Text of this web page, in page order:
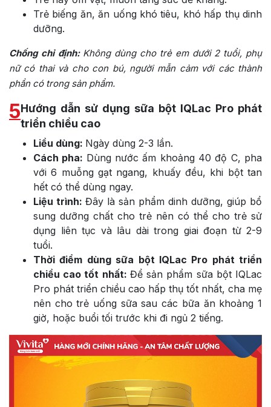
Trẻ biếng ăn, ăn uống khó tiêu, khó hấp thụ dinh
dưỡng.
Chống chỉ định:Không dùng cho trẻ em dưới 2 tuổi, phụ
nữ có thai và cho con bú, người mẫn cảm với các thành
phần có trong sản phẩm.
5Hướng dẫn sử dụng sữa bột IQLac Pro phát
triển chiều cao
Liều dùng: Ngày dùng 2-3 lần.
Cách pha: Dùng nước ấm khoảng 40 độ C, pha
với 6 muỗng gạt ngang, khuấy đều, khi bột tan
hết có thể dùng ngay.
Liệu trình: Đây là sản phẩm dinh dưỡng, giúp bổ
sung dưỡng chất cho trẻ nên có thể cho trẻ sử
dụng liên tục và lâu dài trong giai đoạn từ 2-9
tuổi.
Thời điểm dùng sữa bột IQLac Pro phát triển
chiều cao tốt nhất: Để sản phẩm sữa bột IQLac
Pro phát triển chiều cao hấp thụ tốt nhất, cha mẹ
nên cho trẻ uống sữa sau các bữa ăn khoảng 1
giờ, hoặc buổi tối trước khi đi ngủ 2 tiếng.